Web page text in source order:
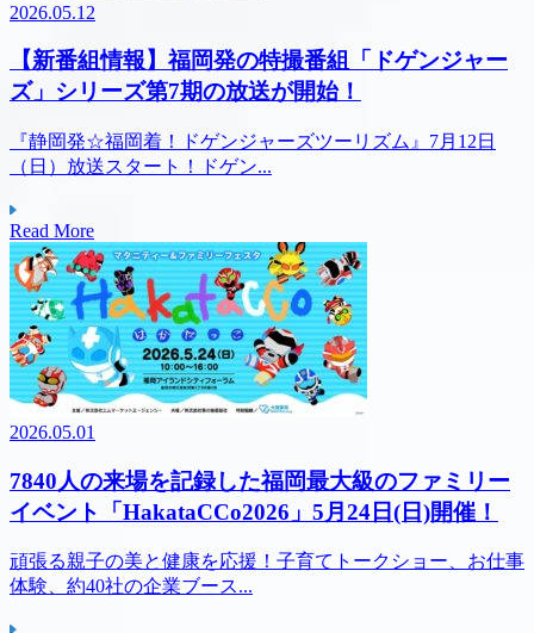
2026.05.12
【新番組情報】福岡発の特撮番組「ドゲンジャー
ズ」シリーズ第7期の放送が開始！
『静岡発☆福岡着！ドゲンジャーズツーリズム』7月12日
（日）放送スタート！ドゲン...
Read More
2026.05.01
7840人の来場を記録した福岡最大級のファミリー
イベント「HakataCCo2026」5月24日(日)開催！
頑張る親子の美と健康を応援！子育てトークショー、お仕事
体験、約40社の企業ブース...